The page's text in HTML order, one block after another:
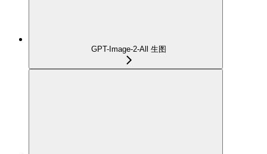
GPT-Image-2-All 生图